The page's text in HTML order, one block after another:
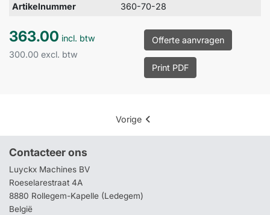
Artikelnummer 360-70-28
363.00 incl. btw
300.00 excl. btw
Offerte aanvragen
Print PDF
Vorige
Contacteer ons
Luyckx Machines BV
Roeselarestraat 4A
8880 Rollegem-Kapelle (Ledegem)
België